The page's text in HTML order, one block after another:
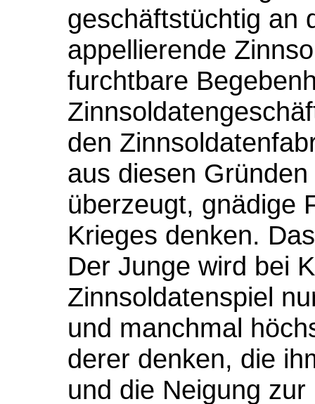
geschäftstüchtig an
appellierende
furchtbare
den
aus diesen
überzeugt, gnädige
Krieges denken.
Der Junge wird bei
Zinnsoldatenspiel
und manchmal
derer denken, die
und die Neigung